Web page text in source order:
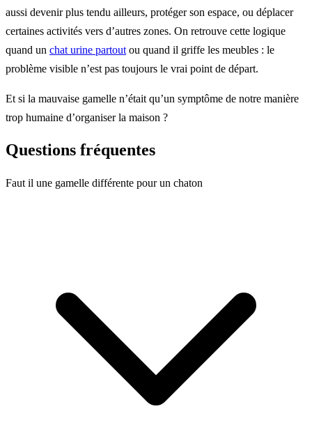
aussi devenir plus tendu ailleurs, protéger son espace, ou déplacer
certaines activités vers d’autres zones. On retrouve cette logique
quand un chat urine partout ou quand il griffe les meubles : le
problème visible n’est pas toujours le vrai point de départ.
Et si la mauvaise gamelle n’était qu’un symptôme de notre manière
trop humaine d’organiser la maison ?
Questions fréquentes
Faut il une gamelle différente pour un chaton